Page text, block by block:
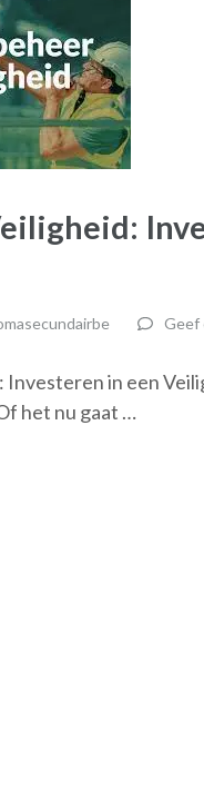
Geef
in een
het nu gaat …